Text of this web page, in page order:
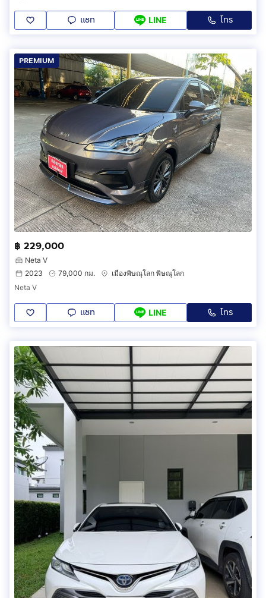
แชท LINE โทร
PREMIUM
฿ 229,000
Neta V
2023
79,000 กม.
เมืองพิษณุโลก พิษณุโลก
Neta V
แชท LINE โทร